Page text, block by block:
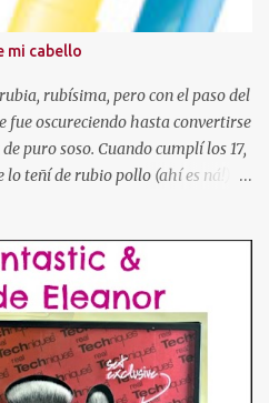
siguientes datos (debeis copiar la
en el blog. 2. Mail de contacto.
la foto en el lateral de mi blog? Si
de p...
mi cabello
rubísima, pero con el paso del
fue oscureciendo hasta convertirse
puro soso. Cuando cumplí los 17,
teñí de rubio pollo (ahí es ná!).
dorito, pelirrojo, granate,
tres colores, con las puntas más
negro... Hasta que cansada de
decidí volver a dejármelo crecer
ya os he dicho al principio, mi
había que hacer. Entonces